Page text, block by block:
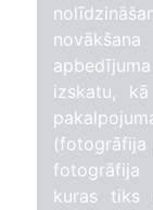
izskatu,
(fotogrāfija
fotogrāfija
kuras tiks